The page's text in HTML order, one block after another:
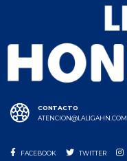
CONTACTO
ATENCION@LALIGAHN.COM
FACEBOOK TWITTER